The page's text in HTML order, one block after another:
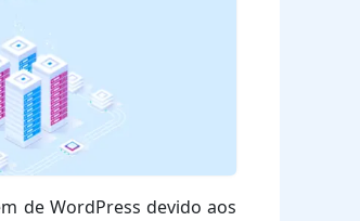
de WordPress devido aos